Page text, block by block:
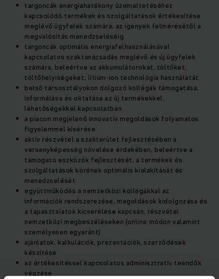
targoncák energiahatékony üzemeltetéséhez
kapcsolódó termékek és szolgáltatások értékesítése
meglévő ügyfelek számára, az igények felmérésétől a
megvalósítás menedzseléséig
targoncák optimális energiafelhasználásával
kapcsolatos szaktanácsadás meglévő és új ügyfelek
számára, beleértve az akkumulátorokat, töltőket,
töltőhelyiségeket, lítium-ion technológia használatát
belső társosztályokon dolgozó kollégák támogatása,
informálása és oktatása az új termékekkel,
lehetőségekkel kapcsolatban
a piacon megjelenő innovatív megoldások folyamatos
figyelemmel kísérése
aktív részvétel a szakterület fejlesztésében a
versenyképesség növelése érdekében, beleértve a
támogató eszközök fejlesztését, a termékek és
szolgáltatások körének optimális kialakítását és
menedzselését
együttműködés a nemzetközi kollégákkal az
információk rendszerezése, megoldások kidolgozása és
a tapasztalatok kicserélése kapcsán, részvétel
nemzetközi megbeszéléseken (online módon valamint
személyesen egyaránt)
ajánlatok, kalkulációk, prezentációk, szerződések
készítése
az értékesítéssel kapcsolatos adminisztratív teendők
végzése